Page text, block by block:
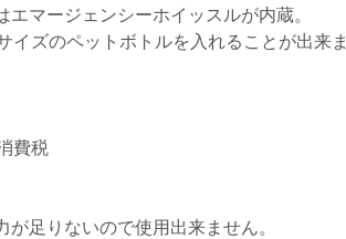
マージェンシーホイッスルが内蔵。
ズのペットボトルを入れることが出来ま
費税
足りないので使用出来ません。